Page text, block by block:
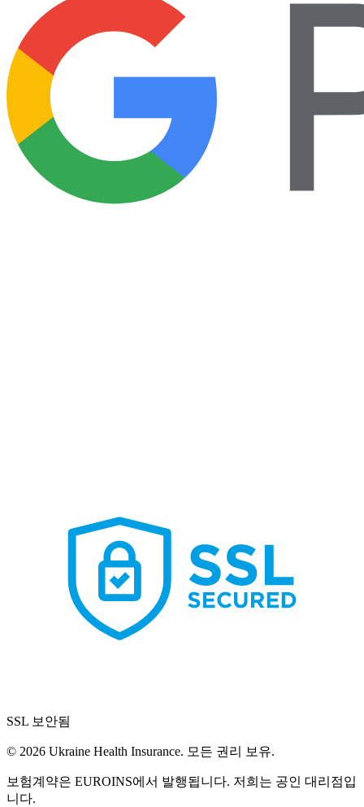
SSL 보안됨
© 2026 Ukraine Health Insurance. 모든 권리 보유.
보험계약은 EUROINS에서 발행됩니다. 저희는 공인 대리점입
니다.